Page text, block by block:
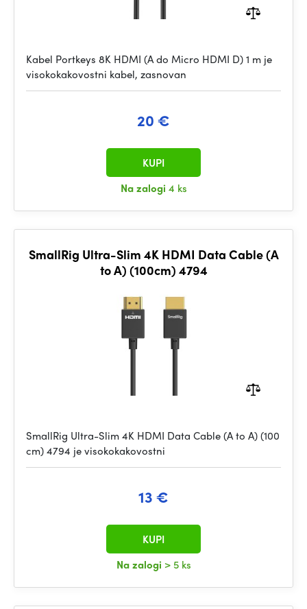
Kabel Portkeys 8K HDMI (A do Micro HDMI D) 1 m je
visokokakovostni kabel, zasnovan
20 €
Na zalogi 4 ks
KUPI
SmallRig Ultra-Slim 4K HDMI Data Cable (A
to A) (100cm) 4794
SmallRig Ultra-Slim 4K HDMI Data Cable (A to A) (100
cm) 4794 je visokokakovostni
13 €
Na zalogi > 5 ks
KUPI